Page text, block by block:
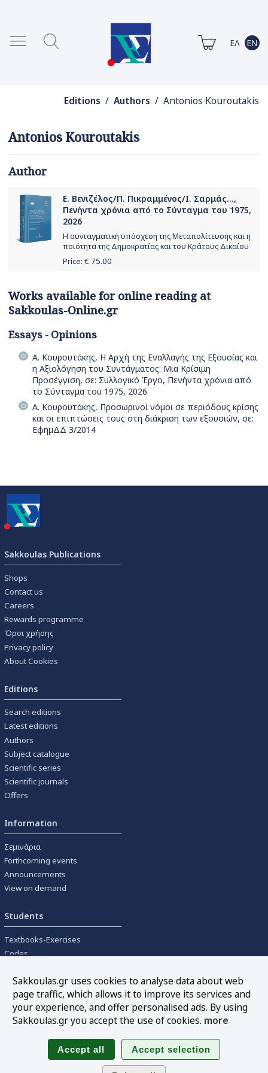
Editions / Authors / Antonios Kouroutakis
Antonios Kouroutakis
Author
Ε. Βενιζέλος/Π. Πικραμμένος/Ι. Σαρμάς...,
Πενήντα χρόνια από το Σύνταγμα του 1975,
2026
Η συνταγματική υπόσχεση της Μεταπολίτευσης και η
ποιότητα της Δημοκρατίας και του Κράτους Δικαίου
Price: € 75.00
Works available for online reading at
Sakkoulas-Online.gr
Essays - Opinions
Α. Κουρουτάκης, Η Αρχή της Εναλλαγής της Εξουσίας και
η Αξιολόγηση του Συντάγματος: Μια Κρίσιμη
Προσέγγιση, σε: Συλλογικό Έργο, Πενήντα χρόνια από
το Σύνταγμα του 1975, 2026
Α. Κουρουτάκης, Προσωρινοί νόμοι σε περιόδους κρίσης
και οι επιπτώσεις τους στη διάκριση των εξουσιών, σε:
ΕφημΔΔ 3/2014
Sakkoulas Publications
Shops
Contact us
Careers
Rewards programme
Όροι χρήσης
Privacy policy
About Cookies
Editions
Search editions
Latest editions
Authors
Subject catalogue
Scientific series
Scientific journals
Offers
Information
Σεμινάρια
Forthcoming events
Announcements
View on demand
Students
Textbooks-Exercises
Codes
Tools
Online interest calculation
Sakkoulas.gr uses cookies to analyse data about web
page traffic, which allows it to improve its services and
your experience, and offer personalised ads. By using
Sakkoulas.gr you accept the use of cookies. more